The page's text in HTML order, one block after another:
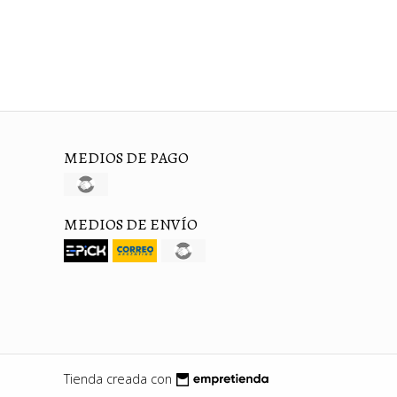
MEDIOS DE PAGO
MEDIOS DE ENVÍO
Tienda creada con